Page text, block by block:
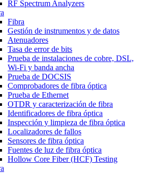
RF Spectrum Analyzers
Fibra
Gestión de instrumentos y de datos
Atenuadores
Tasa de error de bits
Prueba de instalaciones de cobre, DSL,
Wi-Fi y banda ancha
Prueba de DOCSIS
Comprobadores de fibra óptica
Prueba de Ethernet
OTDR y caracterización de fibra
Identificadores de fibra óptica
Inspección y limpieza de fibra óptica
Localizadores de fallos
Sensores de fibra óptica
Fuentes de luz de fibra óptica
Hollow Core Fiber (HCF) Testing